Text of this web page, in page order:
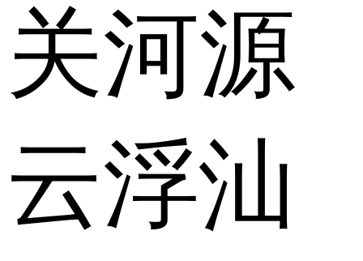
关河源
云浮汕